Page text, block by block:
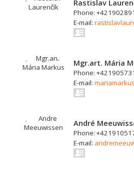
Rastislav
Phone:
E-mail:
Mgr.art. Mária
Phone:
E-mail:
André
Phone:
E-mail: